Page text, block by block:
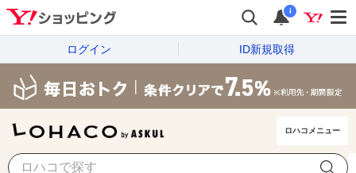
i
ログイン ID新規取得
ロハコメニュー